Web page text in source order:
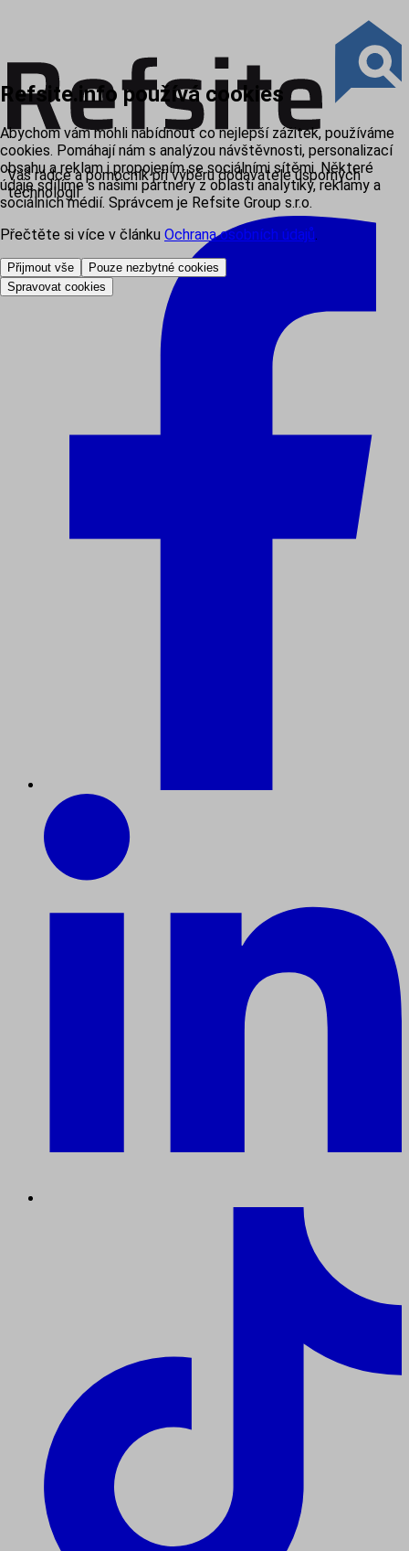
Váš rádce a pomocník při výběru dodavatele úsporných
technologií
Refsite.info používá cookies
Abychom vám mohli nabídnout co nejlepší zážitek, používáme
cookies. Pomáhají nám s analýzou návštěvnosti, personalizací
obsahu a reklam i propojením se sociálními sítěmi. Některé
údaje sdílíme s našimi partnery z oblasti analytiky, reklamy a
sociálních médií. Správcem je Refsite Group s.r.o.
Přečtěte si více v článku Ochrana osobních údajů.
Přijmout vše
Pouze nezbytné cookies
Spravovat cookies